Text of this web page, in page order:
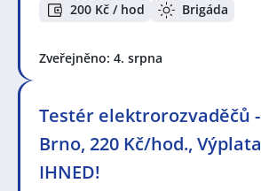
200 Kč / hod Brigáda
Zveřejněno: 4. srpna
Testér elektrorozvaděčů -
Brno, 220 Kč/hod., Výplata
IHNED!